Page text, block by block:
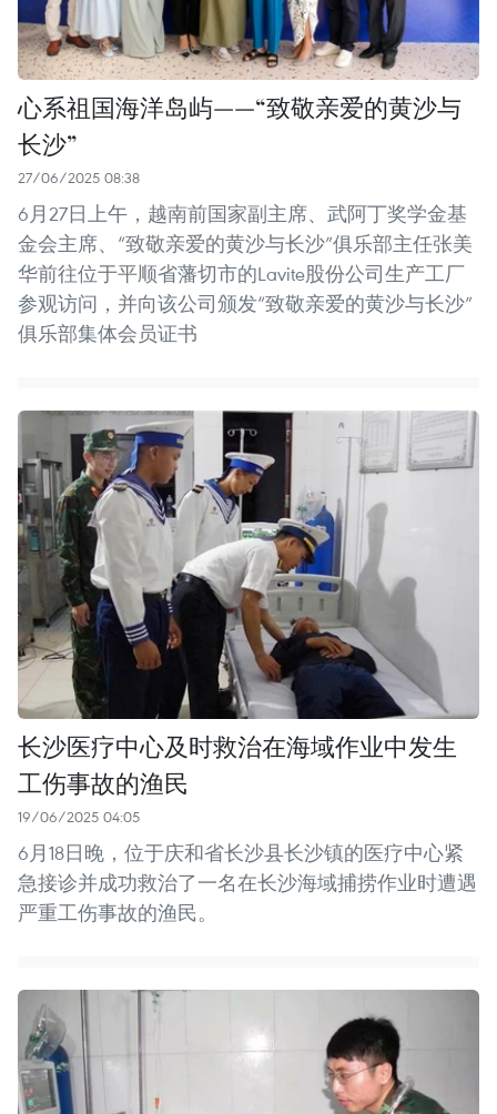
心系祖国海洋岛屿——“致敬亲爱的黄沙与
长沙”
27/06/2025 08:38
6月27日上午，越南前国家副主席、武阿丁奖学金基
金会主席、“致敬亲爱的黄沙与长沙”俱乐部主任张美
华前往位于平顺省藩切市的Lavite股份公司生产工厂
参观访问，并向该公司颁发“致敬亲爱的黄沙与长沙”
俱乐部集体会员证书
长沙医疗中心及时救治在海域作业中发生
工伤事故的渔民
19/06/2025 04:05
6月18日晚，位于庆和省长沙县长沙镇的医疗中心紧
急接诊并成功救治了一名在长沙海域捕捞作业时遭遇
严重工伤事故的渔民。